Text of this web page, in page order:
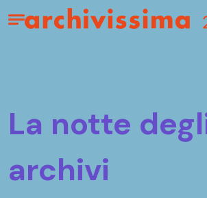
Home page
Apri il menu
la notte degli
archivi